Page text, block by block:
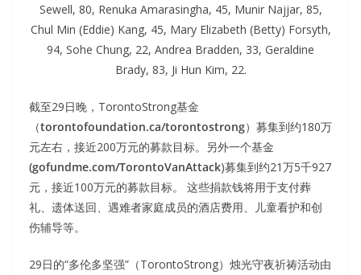
Sewell, 80, Renuka Amarasingha, 45, Munir Najjar, 85,
Chul Min (Eddie) Kang, 45, Mary Elizabeth (Betty) Forsyth,
94, Sohe Chung, 22, Andrea Bradden, 33, Geraldine
Brady, 83, Ji Hun Kim, 22.
截至29日晚，TorontoStrong基金
（torontofoundation.ca/torontostrong）募集到约180万
元左右，接近200万元的募款目标。另外一个基金
(gofundme.com/TorontoVanAttack)募集到约21万5千927
元，接近100万元的募款目标。 这些捐款钱将用于支付葬
礼、遗体送回、遇难者家庭成员的酒店费用、儿童看护和创
伤辅导等。
29日的“多伦多坚强”（TorontoStrong）烛光守夜祈祷活动由